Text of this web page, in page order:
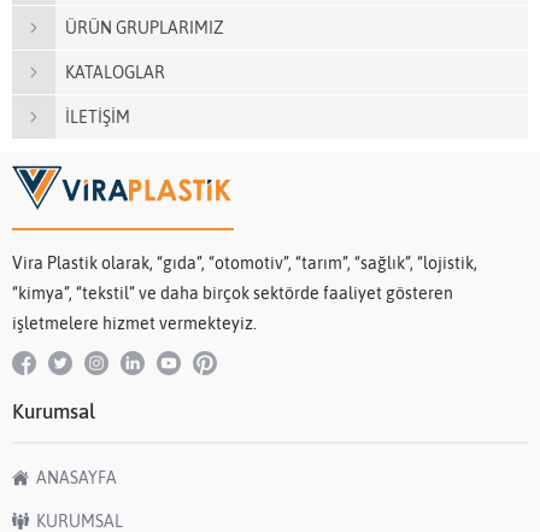
ÜRÜN GRUPLARIMIZ
KATALOGLAR
İLETİŞİM
Vira Plastik olarak, “gıda”, “otomotiv”, “tarım”, “sağlık”, “lojistik,
“kimya”, “tekstil” ve daha birçok sektörde faaliyet gösteren
işletmelere hizmet vermekteyiz.
Kurumsal
ANASAYFA
KURUMSAL